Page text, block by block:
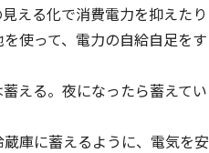
える化で消費電力を抑えたり
使って、電力の自給自足をす
える。夜になったら蓄えてい
庫に蓄えるように、電気を安